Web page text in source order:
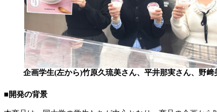
企画学生(左から)竹原久琉美さん、平井那実さん、野﨑
■開発の背景